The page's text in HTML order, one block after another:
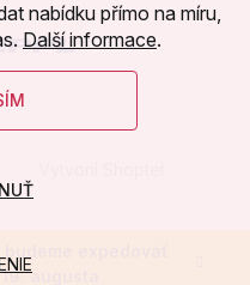
nabídku přímo na míru,
Další informace.
augusta
cookies